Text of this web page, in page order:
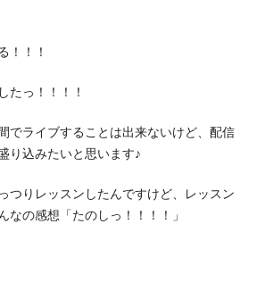
！！！
たっ！！！！
でライブすることは出来ないけど、配信
り込みたいと思います♪
つりレッスンしたんですけど、レッスン
なの感想「たのしっ！！！！」